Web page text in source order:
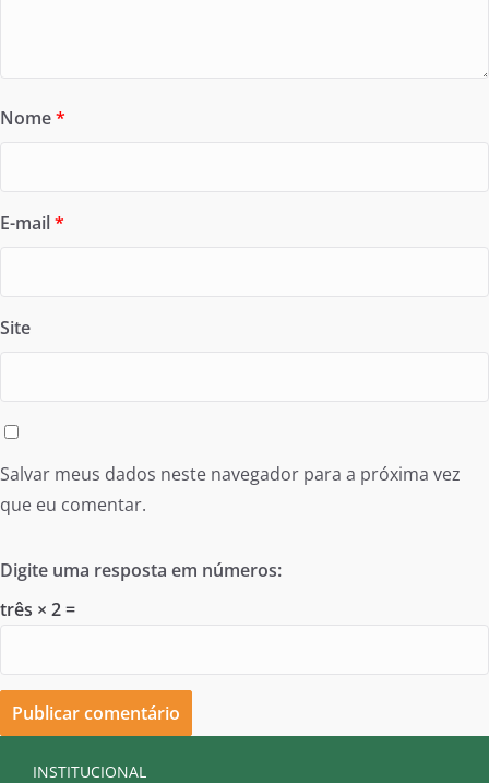
Nome*
E-mail*
Site
Salvar meus dados neste navegador para a próxima vez
que eu comentar.
Digite uma resposta em números:
três × 2 =
INSTITUCIONAL